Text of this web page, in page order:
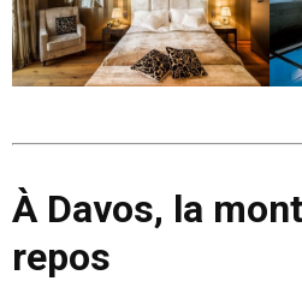
À Davos, la
repos